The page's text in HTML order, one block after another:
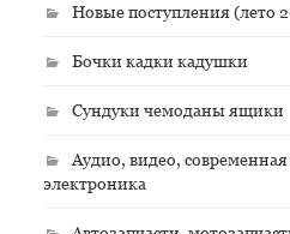
Новые поступления (лето
Бочки кадки кадушки
Сундуки чемоданы ящики
Аудио, видео,
электроника